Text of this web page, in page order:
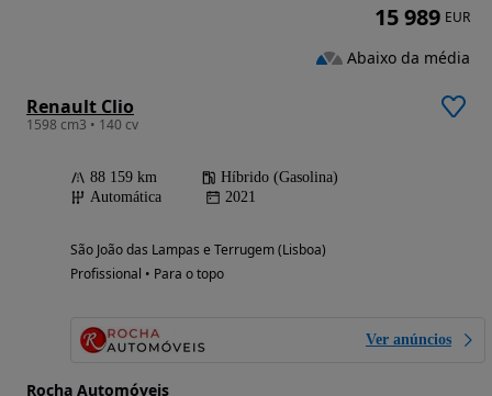
Renault Clio
1598 cm3 • 140 cv
88 159 km
Híbrido (Gasolina)
Automática
2021
São João das Lampas e Terrugem (Lisboa)
Profissional • Para o topo
Ver anúncios
Rocha Automóveis
15 989 EUR
Abaixo da média